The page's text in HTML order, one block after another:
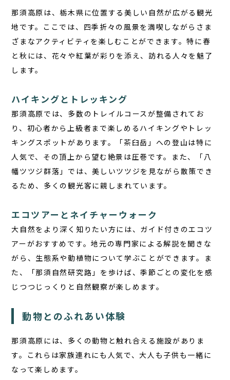
アクティビティ
１日の過ごし方
FAQ
お知らせ
お問い合わせ
JA
EN
0287-73-5333（9:30～20:00）
宿泊予約 サウナ予約
那須高原は、栃木県に位置する美しい自然が広がる観光
地です。ここでは、四季折々の風景を満喫しながらさま
ざまなアクティビティを楽しむことができます。特に春
と秋には、花々や紅葉が彩りを添え、訪れる人々を魅了
します。
ハイキングとトレッキング
那須高原では、多数のトレイルコースが整備されてお
り、初心者から上級者まで楽しめるハイキングやトレッ
キングスポットがあります。「茶臼岳」への登山は特に
人気で、その頂上から望む絶景は圧巻です。また、「八
幡ツツジ群落」では、美しいツツジを見ながら散策でき
るため、多くの観光客に親しまれています。
エコツアーとネイチャーウォーク
大自然をより深く知りたい方には、ガイド付きのエコツ
アーがおすすめです。地元の専門家による解説を聞きな
がら、生態系や動植物について学ぶことができます。ま
た、「那須自然研究路」を歩けば、季節ごとの変化を感
じつつじっくりと自然観察が楽しめます。
動物とのふれあい体験
那須高原には、多くの動物と触れ合える施設がありま
す。これらは家族連れにも人気で、大人も子供も一緒に
なって楽しめます。